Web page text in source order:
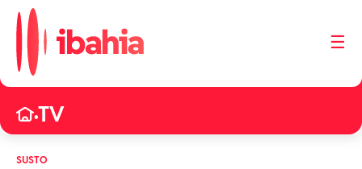
☰
•TV
SUSTO